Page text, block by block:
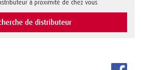
à proximité de chez vous
de distributeur